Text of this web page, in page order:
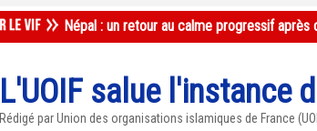
Népal : un retour au calme progressif
L'UOIF salue l'instance
Rédigé par Union des organisations islamiques de France